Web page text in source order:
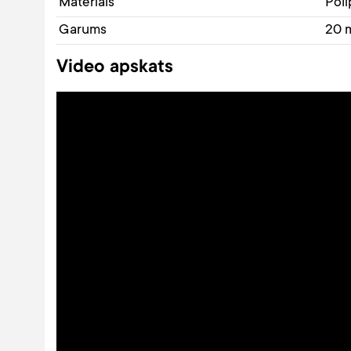
Materiāls
Garums
20
Video apskats